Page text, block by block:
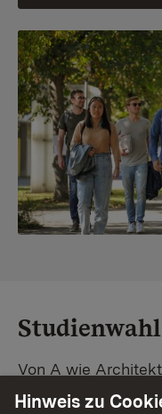
Studienwahl
Von A wie
Baden-
Hinweis zu